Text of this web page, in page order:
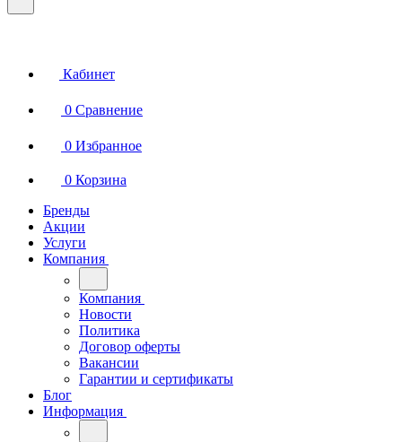
Кабинет
0 Сравнение
0 Избранное
0 Корзина
Бренды
Акции
Услуги
Компания
Компания
Новости
Политика
Договор оферты
Вакансии
Гарантии и сертификаты
Блог
Информация